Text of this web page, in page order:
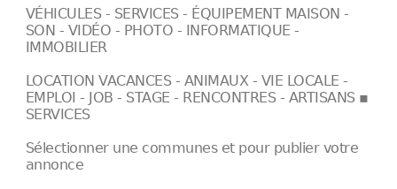
VÉHICULES - SERVICES - ÉQUIPEMENT MAISON -
SON - VIDÉO - PHOTO - INFORMATIQUE -
IMMOBILIER
LOCATION VACANCES - ANIMAUX - VIE LOCALE -
EMPLOI - JOB - STAGE - RENCONTRES - ARTISANS ▪
SERVICES
Sélectionner une communes et pour publier votre
annonce